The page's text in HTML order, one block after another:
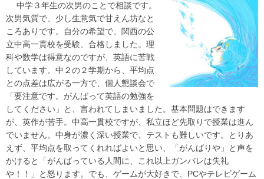
中学３年生の次男のことで相談です。
次男気質で、少し生意気で甘えん坊なと
ころありです。自分の希望で、関西の公
立中高一貫校を受験、合格しました。理
科や数学は得意なのですが、英語に苦戦
しています。中２の２学期から、平均点
との点差は広がる一方で、個人懇談会で
「要注意です。がんばって英語の勉強を
してください」と、言われてしまいました。基本問題はできます
が、英作が苦手。中高一貫校ですが、私立ほど先取りで授業は進ん
でいません。中身が濃く深い授業で、テストも難しいです。とりあ
えず、平均点を取ってくれればよいと思い、「がんばりや」と声を
かけると「がんばっている人間に、これ以上ガンバレは失礼
や！！」と怒ります。でも、ゲームが大好きで、PCやテレビゲーム